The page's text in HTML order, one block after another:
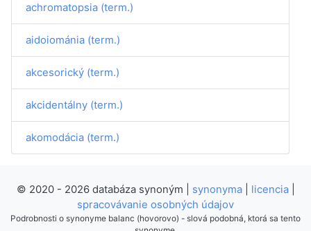
achromatopsia (term.)
aidoiománia (term.)
akcesorický (term.)
akcidentálny (term.)
akomodácia (term.)
© 2020 - 2026 databáza synoným | synonyma| licencia|
spracovávanie osobných údajov
Podrobnosti o synonyme balanc (hovorovo) - slová podobná, ktorá sa tento